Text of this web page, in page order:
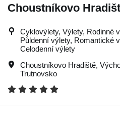
Choustníkovo
Cyklovýlety, Výlety, Rodinné
Půldenní výlety, Romantické
Celodenní výlety
Choustníkovo Hradiště,
Trutnovsko